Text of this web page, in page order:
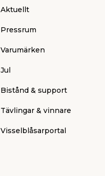
Aktuellt
Pressrum
Varumärken
Jul
Bistånd & support
Tävlingar & vinnare
Visselblåsarportal